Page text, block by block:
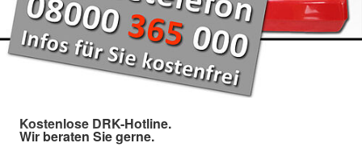
Kostenlose DRK-Hotline.
Wir beraten Sie gerne.